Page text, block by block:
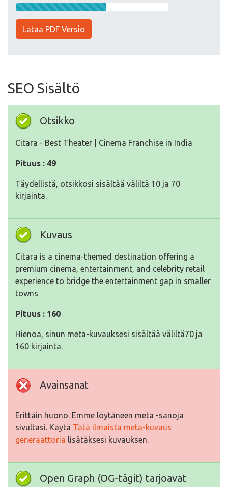
Lataa PDF Versio
SEO Sisältö
Otsikko
Citara - Best Theater | Cinema Franchise in India
Pituus : 49
Täydellistä, otsikkosi sisältää väliltä 10 ja 70
kirjainta.
Kuvaus
Citara is a cinema-themed destination offering a
premium cinema, entertainment, and celebrity retail
experience to bridge the entertainment gap in smaller
towns
Pituus : 160
Hienoa, sinun meta-kuvauksesi sisältää väliltä70 ja
160 kirjainta.
Avainsanat
Erittäin huono. Emme löytäneen meta -sanoja
sivultasi. Käytä Tätä ilmaista meta-kuvaus
generaattoria lisätäksesi kuvauksen.
Open Graph (OG-tägit) tarjoavat